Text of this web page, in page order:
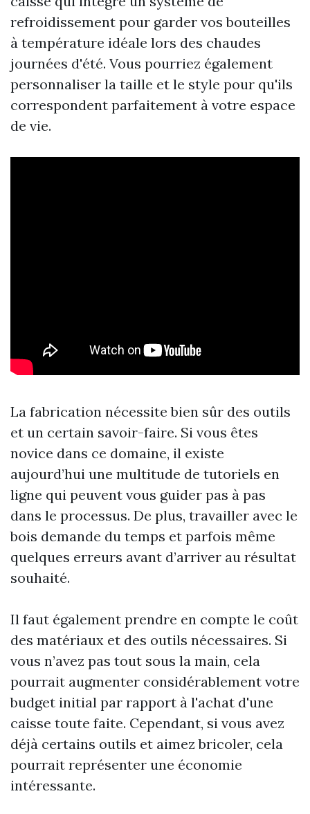
refroidissement pour garder vos bouteilles
à température idéale lors des chaudes
journées d'été. Vous pourriez également
personnaliser la taille et le style pour qu'ils
correspondent parfaitement à votre espace
de vie.
La fabrication nécessite bien sûr des outils
et un certain savoir-faire. Si vous êtes
novice dans ce domaine, il existe
aujourd’hui une multitude de tutoriels en
ligne qui peuvent vous guider pas à pas
dans le processus. De plus, travailler avec le
bois demande du temps et parfois même
quelques erreurs avant d’arriver au résultat
souhaité.
Il faut également prendre en compte le coût
des matériaux et des outils nécessaires. Si
vous n’avez pas tout sous la main, cela
pourrait augmenter considérablement votre
budget initial par rapport à l'achat d'une
caisse toute faite. Cependant, si vous avez
déjà certains outils et aimez bricoler, cela
pourrait représenter une économie
intéressante.